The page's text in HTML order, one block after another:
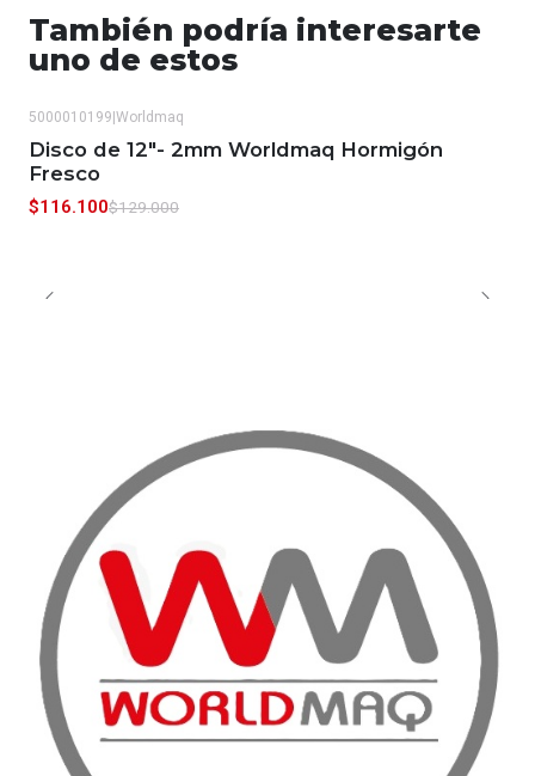
También podría interesarte
uno de estos
OFF
5000010199 Worldmaq
Disco de 12"- 2mm Worldmaq Hormigón
Fresco
$116.100$129.000